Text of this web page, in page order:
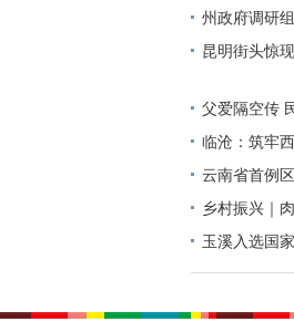
州政府调研
建设情况
昆明街头惊
父爱隔空传
临沧：筑牢
云南省首例
乡村振兴｜
玉溪入选国